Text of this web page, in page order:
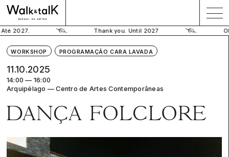
2027. Thank you. Until 2027
WORKSHOP PROGRAMAÇÃO CARA LAVADA
11.10.2025
14:00 — 16:00
Arquipélago — Centro de Artes Contemporâneas
DANÇA FOLCLORE